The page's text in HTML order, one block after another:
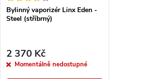
p
r
o
s
p
r
Bylinný vaporizér Linx Eden -
Steel (stříbrný)
2 370 Kč
Momentálně nedostupné